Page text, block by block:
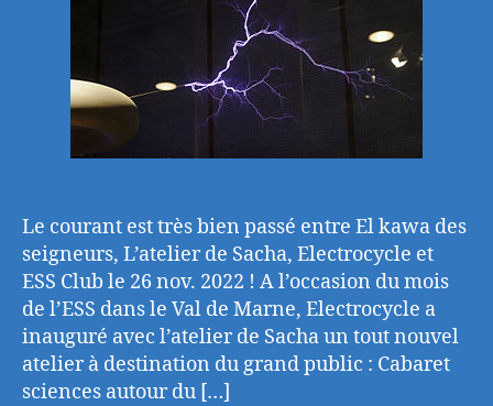
seigneurs,
L’atelier
ESS
Club
le
26
nov.
2022
!
Le courant est très bien passé entre El kawa des
seigneurs, L’atelier de Sacha, Electrocycle et
ESS Club le 26 nov. 2022 ! A l’occasion du mois
de l’ESS dans le Val de Marne, Electrocycle a
inauguré avec l’atelier de Sacha un tout nouvel
atelier à destination du grand public : Cabaret
sciences autour du […]